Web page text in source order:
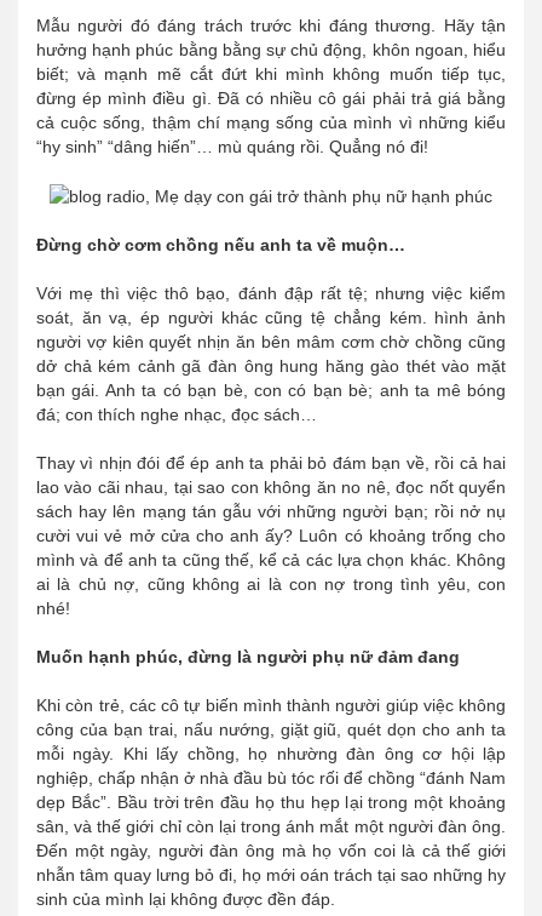
Mẫu người đó đáng trách trước khi đáng thương. Hãy tận
hưởng hạnh phúc bằng bằng sự chủ động, khôn ngoan, hiểu
biết; và mạnh mẽ cắt đứt khi mình không muốn tiếp tục,
đừng ép mình điều gì. Đã có nhiều cô gái phải trả giá bằng
cả cuộc sống, thậm chí mạng sống của mình vì những kiểu
“hy sinh” “dâng hiến”… mù quáng rồi. Quẳng nó đi!
Đừng chờ cơm chồng nếu anh ta về muộn…
Với mẹ thì việc thô bạo, đánh đập rất tệ; nhưng việc kiểm
soát, ăn vạ, ép người khác cũng tệ chẳng kém. hình ảnh
người vợ kiên quyết nhịn ăn bên mâm cơm chờ chồng cũng
dở chả kém cảnh gã đàn ông hung hăng gào thét vào mặt
bạn gái. Anh ta có bạn bè, con có bạn bè; anh ta mê bóng
đá; con thích nghe nhạc, đọc sách…
Thay vì nhịn đói để ép anh ta phải bỏ đám bạn về, rồi cả hai
lao vào cãi nhau, tại sao con không ăn no nê, đọc nốt quyển
sách hay lên mạng tán gẫu với những người bạn; rồi nở nụ
cười vui vẻ mở cửa cho anh ấy? Luôn có khoảng trống cho
mình và để anh ta cũng thế, kể cả các lựa chọn khác. Không
ai là chủ nợ, cũng không ai là con nợ trong tình yêu, con
nhé!
Muốn hạnh phúc, đừng là người phụ nữ đảm đang
Khi còn trẻ, các cô tự biến mình thành người giúp việc không
công của bạn trai, nấu nướng, giặt giũ, quét dọn cho anh ta
mỗi ngày. Khi lấy chồng, họ nhường đàn ông cơ hội lập
nghiệp, chấp nhận ở nhà đầu bù tóc rối để chồng “đánh Nam
dẹp Bắc”. Bầu trời trên đầu họ thu hẹp lại trong một khoảng
sân, và thế giới chỉ còn lại trong ánh mắt một người đàn ông.
Đến một ngày, người đàn ông mà họ vốn coi là cả thế giới
nhẫn tâm quay lưng bỏ đi, họ mới oán trách tại sao những hy
sinh của mình lại không được đền đáp.